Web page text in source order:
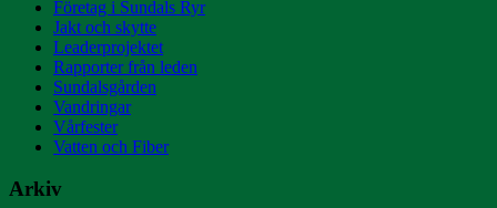
Företag i Sundals Ryr
Jakt och skytte
Leaderprojektet
Rapporter från leden
Sundalsgården
Vandringar
Vårfester
Vatten och Fiber
Arkiv